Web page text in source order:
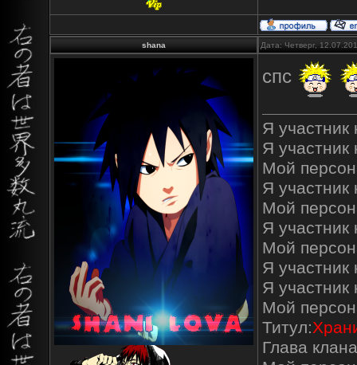
shana Дата: Четверг,
спс
Я участник
Я участник
Мой
Я участник
Мой
Я участник
Мой
Я участник
Я участник
Мой
Титул:
Глава